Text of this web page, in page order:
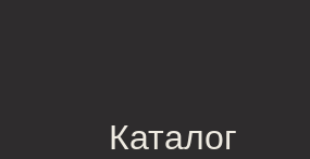
Каталог